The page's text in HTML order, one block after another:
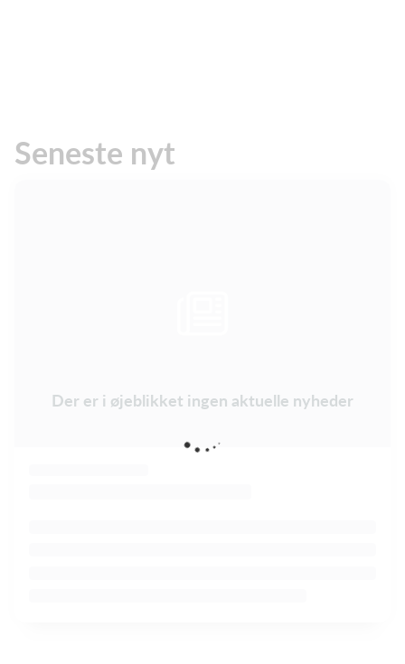
Seneste nyt
Der er i øjeblikket ingen aktuelle nyheder